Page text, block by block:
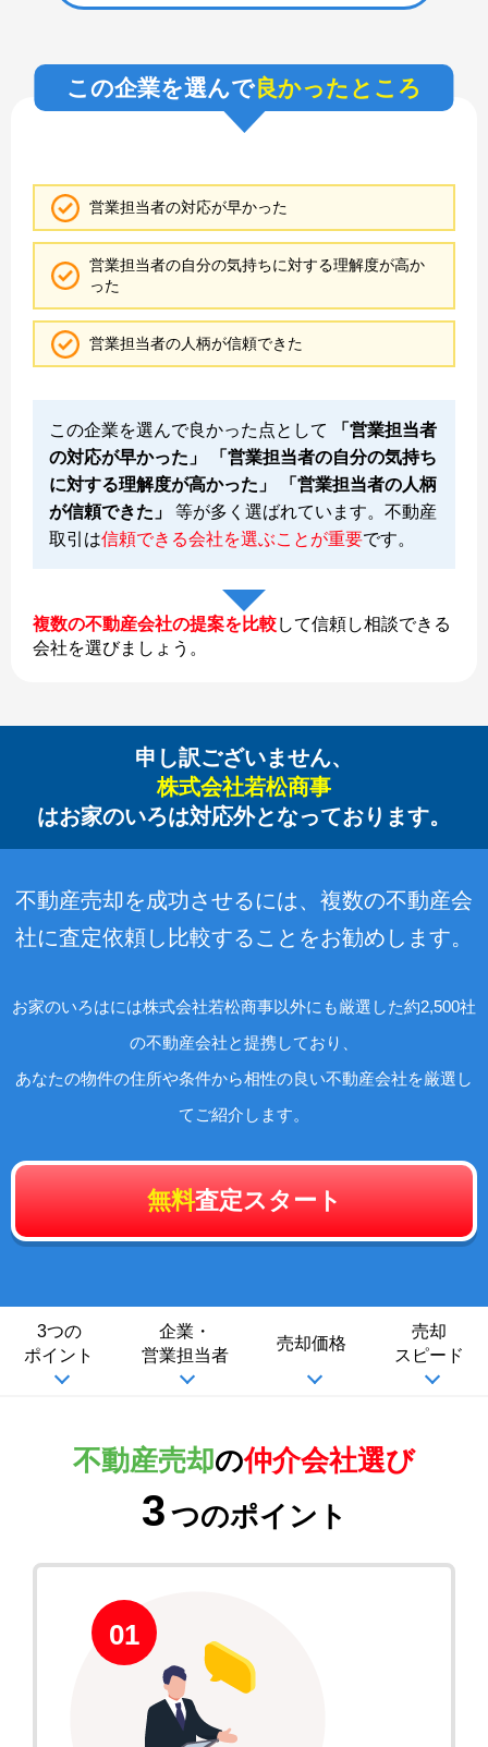
この企業を選んで良かったところ
営業担当者の対応が早かった
営業担当者の自分の気持ちに対する理解度が高か
った
営業担当者の人柄が信頼できた
この企業を選んで良かった点として
「営業担当者
の対応が早かった」 「営業担当者の自分の気持ち
に対する理解度が高かった」 「営業担当者の人柄
が信頼できた」 等が多く選ばれています。不動産
取引は信頼できる会社を選ぶことが重要です。
複数の不動産会社の提案を比較して信頼し相談できる
会社を選びましょう。
申し訳ございません、
株式会社若松商事
はお家のいろは対応外となっております。
不動産売却を成功させるには、複数の不動産会
社に査定依頼し比較することをお勧めします。
お家のいろはには株式会社若松商事以外にも厳選した約2,500社
の不動産会社と提携しており、
あなたの物件の住所や条件から相性の良い不動産会社を厳選し
てご紹介します。
無料査定スタート
3つの
ポイント
企業・
営業担当者
売却価格
売却
スピード
不動産売却の仲介会社選び
3 つのポイント
01